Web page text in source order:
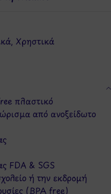
, Χρηστικά
πλαστικό
από ανοξείδωτο
FDA & SGS
ή την εκδρομή
(BPA free)